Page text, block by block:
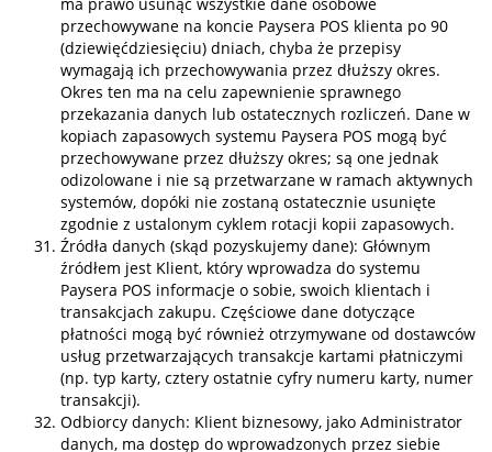
przechowywane na koncie Paysera POS klienta po 90
(dziewięćdziesięciu) dniach, chyba że przepisy
wymagają ich przechowywania przez dłuższy okres.
Okres ten ma na celu zapewnienie sprawnego
przekazania danych lub ostatecznych rozliczeń. Dane w
kopiach zapasowych systemu Paysera POS mogą być
przechowywane przez dłuższy okres; są one jednak
odizolowane i nie są przetwarzane w ramach aktywnych
systemów, dopóki nie zostaną ostatecznie usunięte
zgodnie z ustalonym cyklem rotacji kopii zapasowych.
Źródła danych (skąd pozyskujemy dane): Głównym
źródłem jest Klient, który wprowadza do systemu
Paysera POS informacje o sobie, swoich klientach i
transakcjach zakupu. Częściowe dane dotyczące
płatności mogą być również otrzymywane od dostawców
usług przetwarzających transakcje kartami płatniczymi
(np. typ karty, cztery ostatnie cyfry numeru karty, numer
transakcji).
Odbiorcy danych: Klient biznesowy, jako Administrator
danych, ma dostęp do wprowadzonych przez siebie